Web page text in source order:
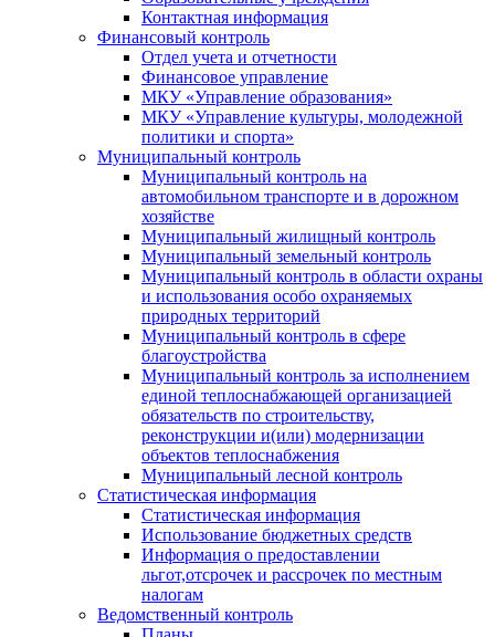
Контактная информация
Финансовый контроль
Отдел учета и отчетности
Финансовое управление
МКУ «Управление образования»
МКУ «Управление культуры, молодежной
политики и спорта»
Муниципальный контроль
Муниципальный контроль на
автомобильном транспорте и в дорожном
хозяйстве
Муниципальный жилищный контроль
Муниципальный земельный контроль
Муниципальный контроль в области охраны
и использования особо охраняемых
природных территорий
Муниципальный контроль в сфере
благоустройства
Муниципальный контроль за исполнением
единой теплоснабжающей организацией
обязательств по строительству,
реконструкции и(или) модернизации
объектов теплоснабжения
Муниципальный лесной контроль
Статистическая информация
Статистическая информация
Использование бюджетных средств
Информация о предоставлении
льгот,отсрочек и рассрочек по местным
налогам
Ведомственный контроль